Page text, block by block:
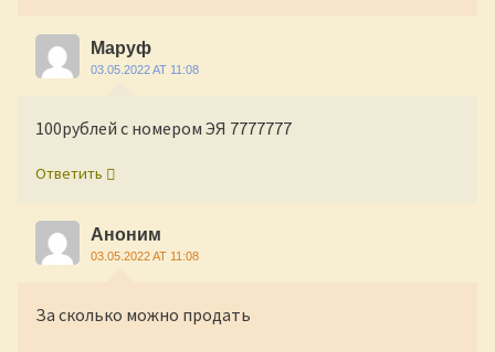
Маруф
03.05.2022 AT 11:08
100рублей с номером ЭЯ 7777777
Ответить
Аноним
03.05.2022 AT 11:08
За сколько можно продать